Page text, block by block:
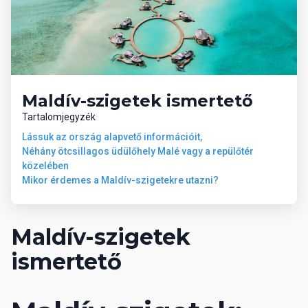
Maldív-szigetek ismertető
Tartalomjegyzék
Lássuk az ország alapvető információit,
Néhány ötcsillagos üdülőhely Malé vagy a repülőtér
közelében
Mikor érdemes a Maldív-szigetekre utazni?
Maldív-szigetek
ismertető